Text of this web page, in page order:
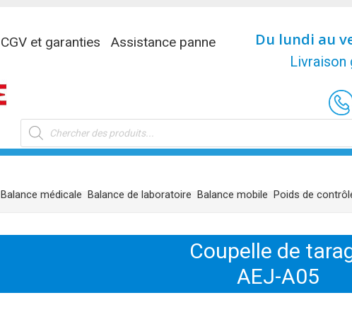
CGV et garanties Assistance panne Du lundi au
Recherche
de
Livraison
Balance médicale Balance de laboratoire Balance mobile Poids de
Coupelle de
AEJ-A05